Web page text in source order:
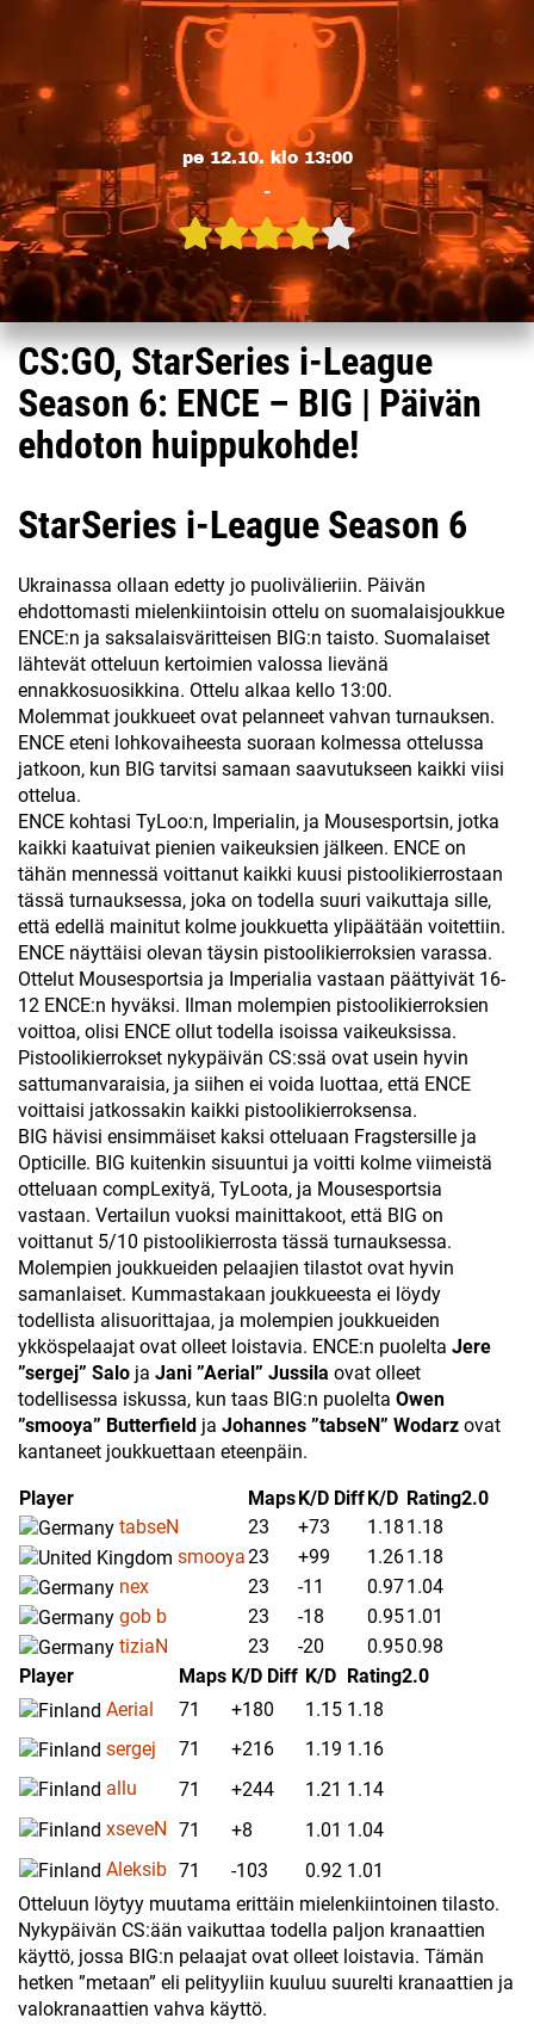
pe 12.10. klo 13:00
-
CS:GO, StarSeries i-League
Season 6: ENCE – BIG | Päivän
ehdoton huippukohde!
StarSeries i-League Season 6
Ukrainassa ollaan edetty jo puolivälieriin. Päivän
ehdottomasti mielenkiintoisin ottelu on suomalaisjoukkue
ENCE:n ja saksalaisväritteisen BIG:n taisto. Suomalaiset
lähtevät otteluun kertoimien valossa lievänä
ennakkosuosikkina. Ottelu alkaa kello 13:00.
Molemmat joukkueet ovat pelanneet vahvan turnauksen.
ENCE eteni lohkovaiheesta suoraan kolmessa ottelussa
jatkoon, kun BIG tarvitsi samaan saavutukseen kaikki viisi
ottelua.
ENCE kohtasi TyLoo:n, Imperialin, ja Mousesportsin, jotka
kaikki kaatuivat pienien vaikeuksien jälkeen. ENCE on
tähän mennessä voittanut kaikki kuusi pistoolikierrostaan
tässä turnauksessa, joka on todella suuri vaikuttaja sille,
että edellä mainitut kolme joukkuetta ylipäätään voitettiin.
ENCE näyttäisi olevan täysin pistoolikierroksien varassa.
Ottelut Mousesportsia ja Imperialia vastaan päättyivät 16-
12 ENCE:n hyväksi. Ilman molempien pistoolikierroksien
voittoa, olisi ENCE ollut todella isoissa vaikeuksissa.
Pistoolikierrokset nykypäivän CS:ssä ovat usein hyvin
sattumanvaraisia, ja siihen ei voida luottaa, että ENCE
voittaisi jatkossakin kaikki pistoolikierroksensa.
BIG hävisi ensimmäiset kaksi otteluaan Fragstersille ja
Opticille. BIG kuitenkin sisuuntui ja voitti kolme viimeistä
otteluaan compLexityä, TyLoota, ja Mousesportsia
vastaan. Vertailun vuoksi mainittakoot, että BIG on
voittanut 5/10 pistoolikierrosta tässä turnauksessa.
Molempien joukkueiden pelaajien tilastot ovat hyvin
samanlaiset. Kummastakaan joukkueesta ei löydy
todellista alisuorittajaa, ja molempien joukkueiden
ykköspelaajat ovat olleet loistavia. ENCE:n puolelta Jere
”sergej” Salo ja Jani ”Aerial” Jussila ovat olleet
todellisessa iskussa, kun taas BIG:n puolelta Owen
”smooya” Butterfield ja Johannes ”tabseN” Wodarz ovat
kantaneet joukkuettaan eteenpäin.
Player MapsK/D DiffK/D Rating2.0
tabseN
23 +73 1.18 1.18
smooya23 +99 1.261.18
nex
23 -11 0.971.04
gob b
23 -18 0.951.01
tiziaN
23 -20 0.950.98
Player
Maps K/D Diff K/D Rating2.0
Aerial
71 +180 1.15 1.18
sergej
71 +216 1.19 1.16
allu
71 +244 1.21 1.14
xseveN 71 +8 1.01 1.04
Aleksib 71 -103 0.92 1.01
Otteluun löytyy muutama erittäin mielenkiintoinen tilasto.
Nykypäivän CS:ään vaikuttaa todella paljon kranaattien
käyttö, jossa BIG:n pelaajat ovat olleet loistavia. Tämän
hetken ”metaan” eli pelityyliin kuuluu suurelti kranaattien ja
valokranaattien vahva käyttö.